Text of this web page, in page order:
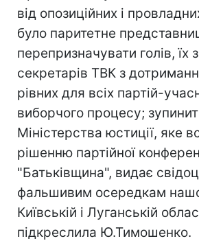
від опозиційних і
було паритетне
перепризначувати голів, їх
секретарів ТВК з
рівних для всіх партій-
виборчого процесу;
Міністерства юстиції, яке
рішенню партійної
"Батьківщина", видає
фальшивим осередкам
Київській і Луганській
підкреслила Ю.Тимошенко.